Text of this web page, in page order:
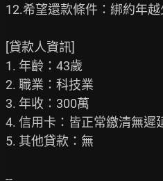
12.希望還款條件：綁約年
[貸款人資訊]
1. 年齡：43歲
2. 職業：科技業
3. 年收：300萬
4. 信用卡：皆正常繳清無遲
5. 其他貸款：無